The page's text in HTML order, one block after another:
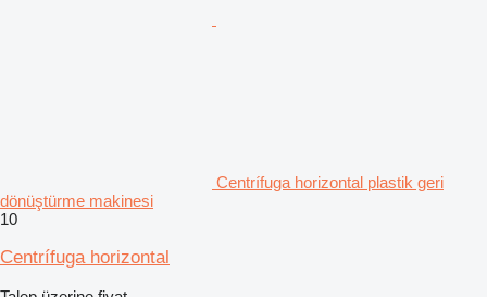
Centrífuga horizontal plastik geri
dönüştürme makinesi
10
Centrífuga horizontal